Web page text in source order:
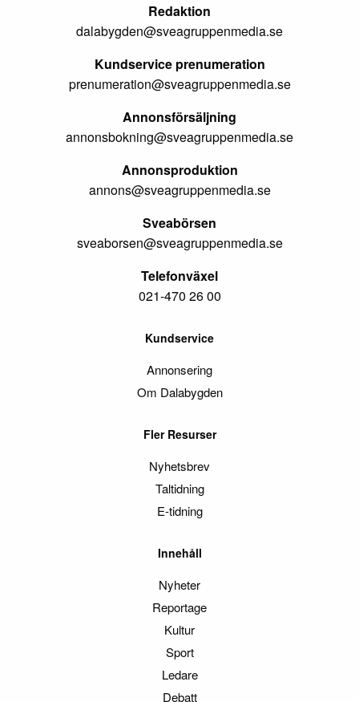
Redaktion
dalabygden@sveagruppenmedia.se
Kundservice prenumeration
prenumeration@sveagruppenmedia.se
Annonsförsäljning
annonsbokning@sveagruppenmedia.se
Annonsproduktion
annons@sveagruppenmedia.se
Sveabörsen
sveaborsen@sveagruppenmedia.se
Telefonväxel
021-470 26 00
Kundservice
Annonsering
Om Dalabygden
Fler Resurser
Nyhetsbrev
Taltidning
E-tidning
Innehåll
Nyheter
Reportage
Kultur
Sport
Ledare
Debatt